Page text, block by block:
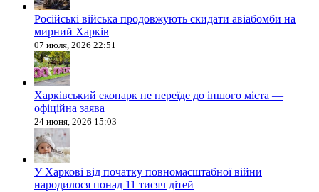
Російські війська продовжують скидати авіабомби на
мирний Харків
07 июля, 2026 22:51
Харківський екопарк не переїде до іншого міста —
офіційна заява
24 июня, 2026 15:03
У Харкові від початку повномасштабної війни
народилося понад 11 тисяч дітей